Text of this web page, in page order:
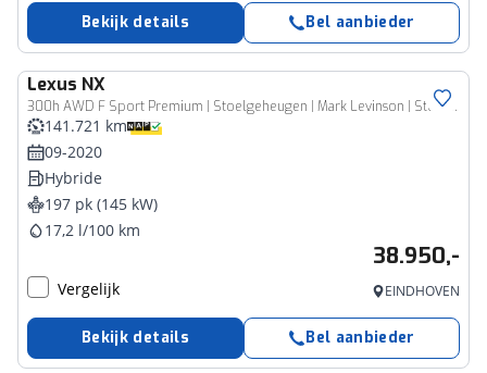
Bekijk details Bel aanbieder
Lexus NX
300h AWD F Sport Premium | Stoelgeheugen | Mark Levinson | Stoelkoeling |
141.721 km
09-2020
Hybride
197 pk (145 kW)
17,2 l/100 km
38.950,-
Vergelijk EINDHOVEN
Bekijk details Bel aanbieder